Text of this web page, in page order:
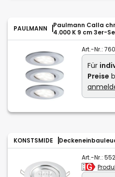
PAULMANN
Paulmann Calla
4.000 K 9 cm 3er-
Art.-Nr.:
Für
Preise
KONSTSMIDE
Art.-Nr.: